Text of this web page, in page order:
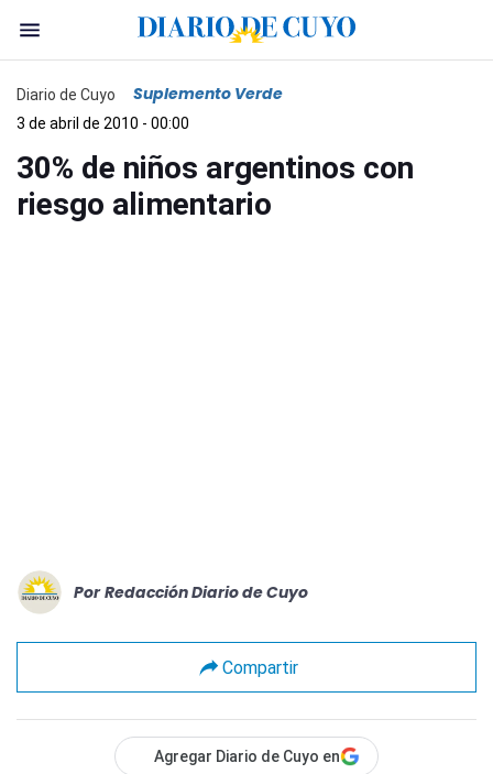
Diario de Cuyo Suplemento Verde
3 de abril de 2010 - 00:00
30% de niños argentinos con
riesgo alimentario
Por Redacción Diario de Cuyo
Compartir
Agregar Diario de Cuyo en